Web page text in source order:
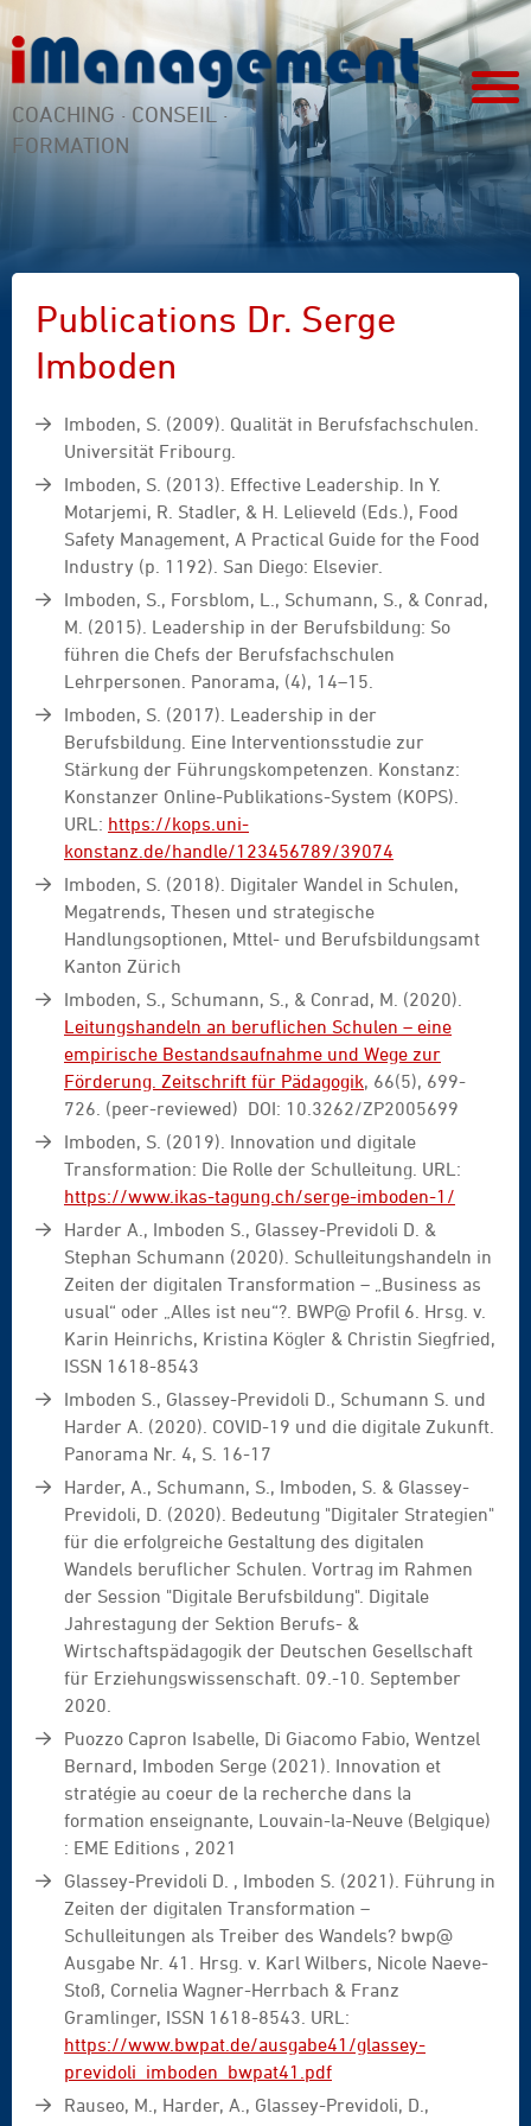
COACHING · CONSEIL ·
FORMATION
Publications Dr. Serge
Imboden
Imboden, S. (2009). Qualität in Berufsfachschulen.
Universität Fribourg.
Imboden, S. (2013). Effective Leadership. In Y.
Motarjemi, R. Stadler, & H. Lelieveld (Eds.), Food
Safety Management, A Practical Guide for the Food
Industry (p. 1192). San Diego: Elsevier.
Imboden, S., Forsblom, L., Schumann, S., & Conrad,
M. (2015). Leadership in der Berufsbildung: So
führen die Chefs der Berufsfachschulen
Lehrpersonen. Panorama, (4), 14–15.
Imboden, S. (2017). Leadership in der
Berufsbildung. Eine Interventionsstudie zur
Stärkung der Führungskompetenzen. Konstanz:
Konstanzer Online-Publikations-System (KOPS).
URL: https://kops.uni-
konstanz.de/handle/123456789/39074
Imboden, S. (2018). Digitaler Wandel in Schulen,
Megatrends, Thesen und strategische
Handlungsoptionen, Mttel- und Berufsbildungsamt
Kanton Zürich
Imboden, S., Schumann, S., & Conrad, M. (2020).
Leitungshandeln an beruflichen Schulen – eine
empirische Bestandsaufnahme und Wege zur
Förderung. Zeitschrift für Pädagogik, 66(5), 699-
726. (peer-reviewed) DOI: 10.3262/ZP2005699
Imboden, S. (2019). Innovation und digitale
Transformation: Die Rolle der Schulleitung. URL:
https://www.ikas-tagung.ch/serge-imboden-1/
Harder A., Imboden S., Glassey-Previdoli D. &
Stephan Schumann (2020). Schulleitungshandeln in
Zeiten der digitalen Transformation – „Business as
usual“ oder „Alles ist neu“?. BWP@ Profil 6. Hrsg. v.
Karin Heinrichs, Kristina Kögler & Christin Siegfried,
ISSN 1618-8543
Imboden S., Glassey-Previdoli D., Schumann S. und
Harder A. (2020). COVID-19 und die digitale Zukunft.
Panorama Nr. 4, S. 16-17
Harder, A., Schumann, S., Imboden, S. & Glassey-
Previdoli, D. (2020). Bedeutung "Digitaler Strategien"
für die erfolgreiche Gestaltung des digitalen
Wandels beruflicher Schulen. Vortrag im Rahmen
der Session "Digitale Berufsbildung". Digitale
Jahrestagung der Sektion Berufs- &
Wirtschaftspädagogik der Deutschen Gesellschaft
für Erziehungswissenschaft. 09.-10. September
2020.
Puozzo Capron Isabelle, Di Giacomo Fabio, Wentzel
Bernard, Imboden Serge (2021). Innovation et
stratégie au coeur de la recherche dans la
formation enseignante, Louvain-la-Neuve (Belgique)
: EME Editions , 2021
Glassey-Previdoli D. , Imboden S. (2021). Führung in
Zeiten der digitalen Transformation –
Schulleitungen als Treiber des Wandels? bwp@
Ausgabe Nr. 41. Hrsg. v. Karl Wilbers, Nicole Naeve-
Stoß, Cornelia Wagner-Herrbach & Franz
Gramlinger, ISSN 1618-8543. URL:
https://www.bwpat.de/ausgabe41/glassey-
previdoli_imboden_bwpat41.pdf
Rauseo, M., Harder, A., Glassey-Previdoli, D.,